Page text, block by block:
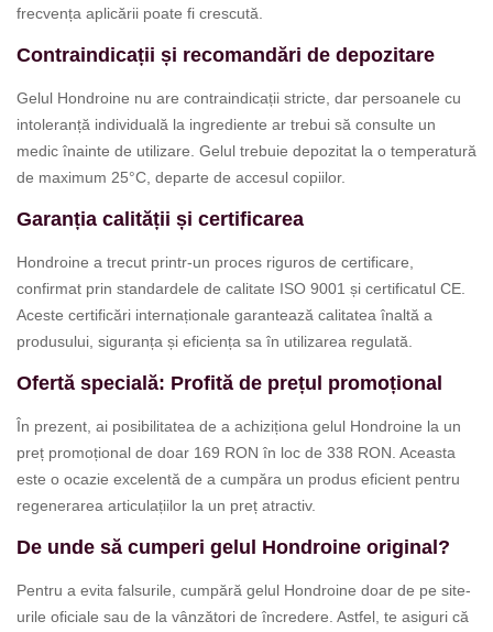
frecvența aplicării poate fi crescută.
Contraindicații și recomandări de depozitare
Gelul Hondroine nu are contraindicații stricte, dar persoanele cu
intoleranță individuală la ingrediente ar trebui să consulte un
medic înainte de utilizare. Gelul trebuie depozitat la o temperatură
de maximum 25°C, departe de accesul copiilor.
Garanția calității și certificarea
Hondroine a trecut printr-un proces riguros de certificare,
confirmat prin standardele de calitate ISO 9001 și certificatul CE.
Aceste certificări internaționale garantează calitatea înaltă a
produsului, siguranța și eficiența sa în utilizarea regulată.
Ofertă specială: Profită de prețul promoțional
În prezent, ai posibilitatea de a achiziționa gelul Hondroine la un
preț promoțional de doar 169 RON în loc de 338 RON. Aceasta
este o ocazie excelentă de a cumpăra un produs eficient pentru
regenerarea articulațiilor la un preț atractiv.
De unde să cumperi gelul Hondroine original?
Pentru a evita falsurile, cumpără gelul Hondroine doar de pe site-
urile oficiale sau de la vânzători de încredere. Astfel, te asiguri că